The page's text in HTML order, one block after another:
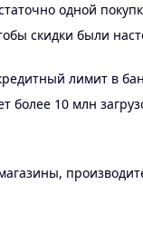
одной
скидки были
лимит в
10 млн